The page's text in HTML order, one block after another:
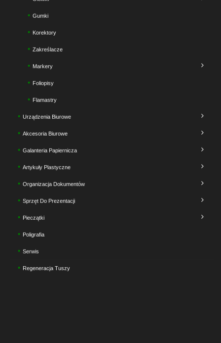
Gumki
Korektory
Zakreślacze
Markery
Foliopisy
Flamastry
Urządzenia Biurowe
Akcesoria Biurowe
Galanteria Papiernicza
Artykuły Plastyczne
Organizacja Dokumentów
Sprzęt Do Prezentacji
Pieczątki
Poligrafia
Serwis
Regeneracja Tuszy